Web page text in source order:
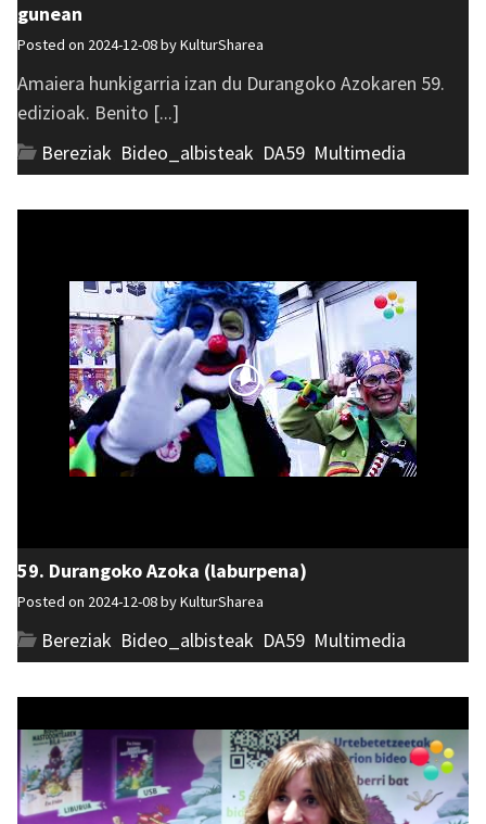
gunean
Posted on 2024-12-08 byKulturSharea
Amaiera hunkigarria izan du Durangoko Azokaren 59.
edizioak. Benito [...]
Bereziak Bideo_albisteak DA59 Multimedia
59. Durangoko Azoka (laburpena)
Posted on 2024-12-08 byKulturSharea
Bereziak Bideo_albisteak DA59 Multimedia